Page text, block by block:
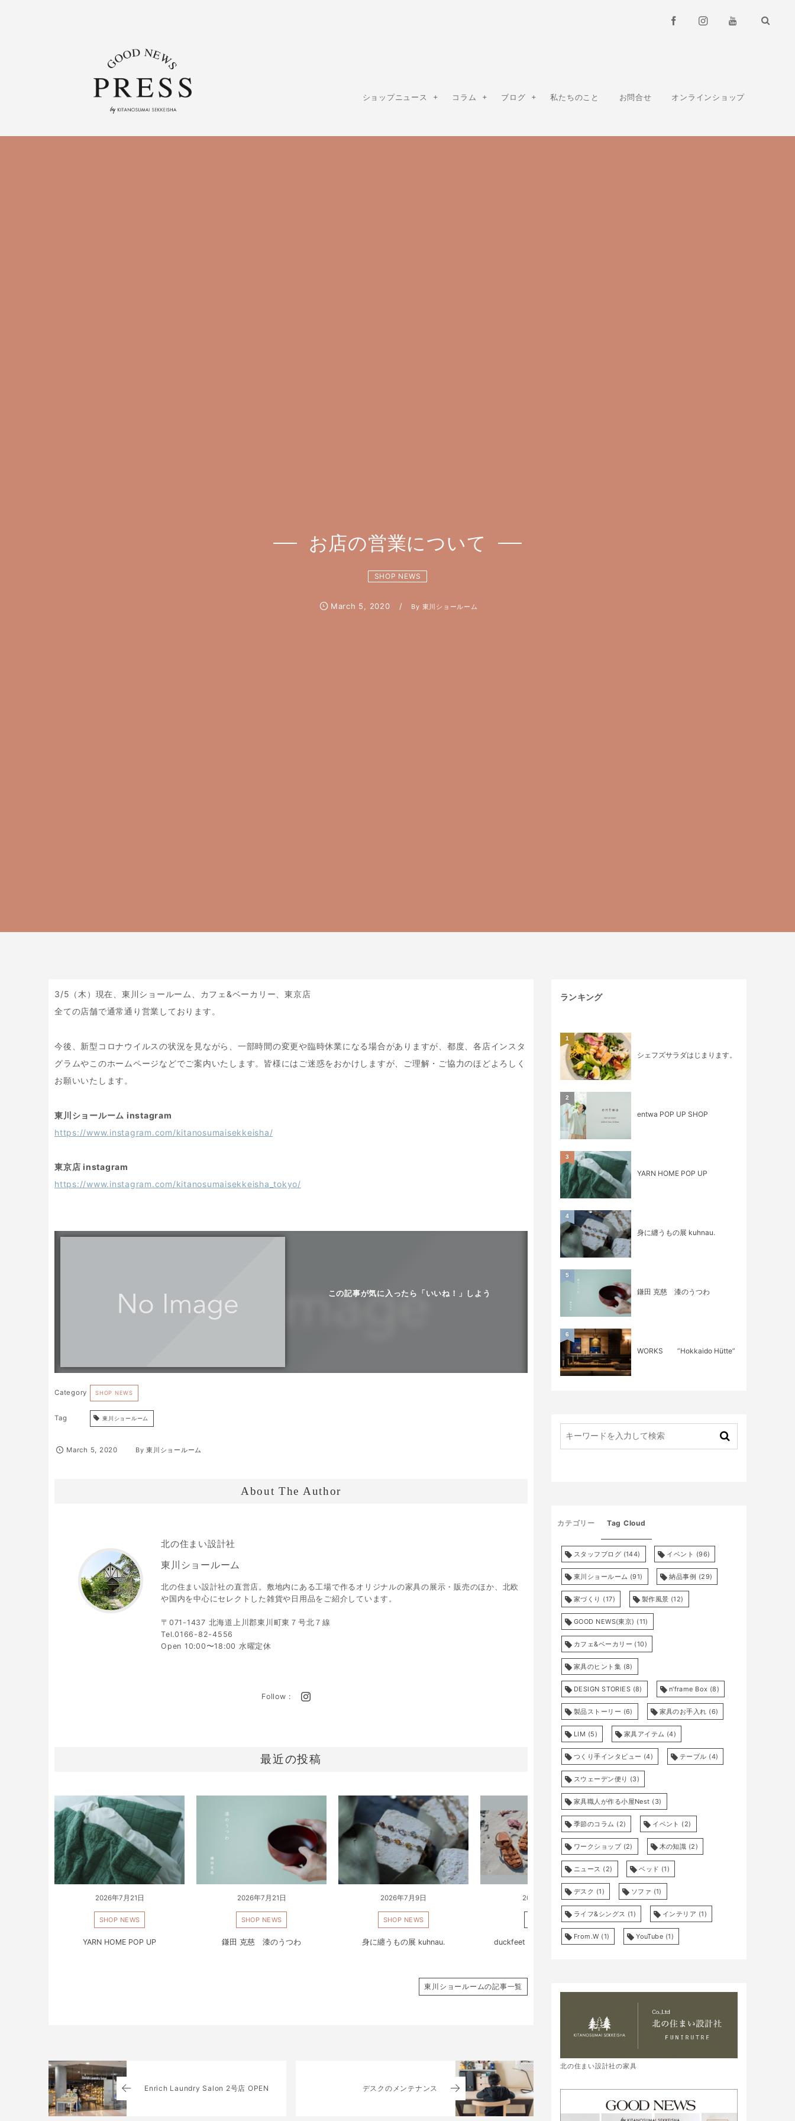
ショップニュース コラム ブログ 私たちのこと お問合せ オンラインショップ
お店の営業について
SHOP NEWS
March 5 2020 By 東川ショールーム
3/5（木）現在、東川ショールーム、カフェ&ベーカリー、東京店
全ての店舗で通常通り営業しております。
今後、新型コロナウイルスの状況を見ながら、一部時間の変更や臨時休業になる場合がありますが、都度、各店インスタ
グラムやこのホームページなどでご案内いたします。皆様にはご迷惑をおかけしますが、ご理解・ご協力のほどよろしく
お願いいたします。
東川ショールーム instagram
https://www.instagram.com/kitanosumaisekkeisha/
東京店 instagram
https://www.instagram.com/kitanosumaisekkeisha_tokyo/
この記事が気に入ったら「いいね！」しよう
SHOP NEWS
東川ショールーム
March 5, 2020 By東川ショールーム
About The Author
北の住まい設計社
東川ショールーム
北の住まい設計社の直営店。敷地内にある工場で作るオリジナルの家具の展示・販売のほか、北欧
や国内を中心にセレクトした雑貨や日用品をご紹介しています。
〒071-1437 北海道上川郡東川町東７号北７線
Tel.0166-82-4556
Open 10:00〜18:00 水曜定休
Follow :
最近の投稿
2026年7月21日
SHOP NEWS
YARN HOME POP UP
2026年7月21日
SHOP NEWS
鎌田 克慈 漆のうつわ
2026年7月9日
SHOP NEWS
身に纏うもの展 kuhnau.
2026年6月5日
duckfeet 足の測定・サンダル
2026年5月29日
SHOP NEWS
entwa POP UP SHOP
東川ショールームの記事一覧
Enrich Laundry Salon 2号店 OPEN デスクのメンテナンス
ランキング
シェフズサラダはじまります。
1
entwa POP UP SHOP
2
YARN HOME POP UP
3
身に纏うもの展 kuhnau.
4
鎌田 克慈 漆のうつわ
5
WORKS ”Hokkaido Hütte”
6
カテゴリー Tag Cloud
スタッフブログ (144) イベント (96)
東川ショールーム (91) 納品事例 (29)
家づくり (17) 製作風景 (12)
GOOD NEWS(東京) (11)
カフェ&ベーカリー (10)
家具のヒント集 (8)
DESIGN STORIES (8) n'frame Box (8)
製品ストーリー (6) 家具のお手入れ (6)
LIM (5) 家具アイテム (4)
つくり手インタビュー (4) テーブル (4)
スウェーデン便り (3)
家具職人が作る小屋Nest (3)
季節のコラム (2) イベント (2)
ワークショップ(2) 木の知識 (2)
ニュース (2) ベッド (1)
デスク (1) ソファ (1)
ライフ&シングス (1) インテリア (1)
From.W (1) YouTube (1)
北の住まい設計社の家具